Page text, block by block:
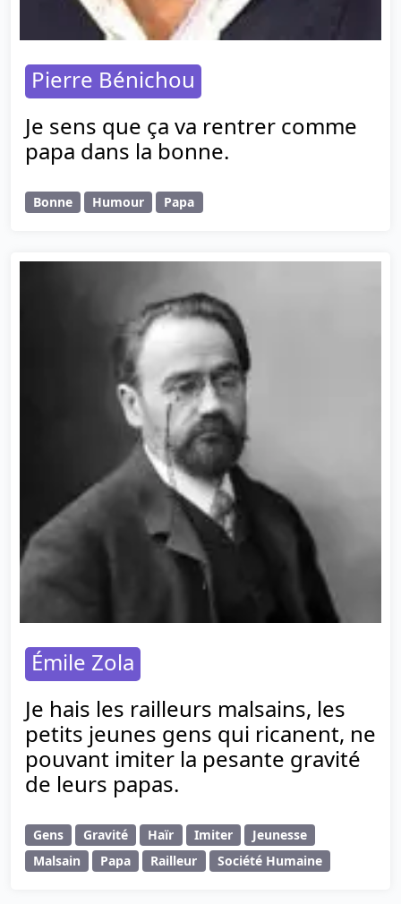
Pierre Bénichou
Je sens que ça va rentrer comme
papa dans la bonne.
Bonne Humour Papa
Émile Zola
Je hais les railleurs malsains, les
petits jeunes gens qui ricanent, ne
pouvant imiter la pesante gravité
de leurs papas.
Gens Gravité Haïr Imiter
Jeunesse
Malsain
Papa Railleur Société Humaine